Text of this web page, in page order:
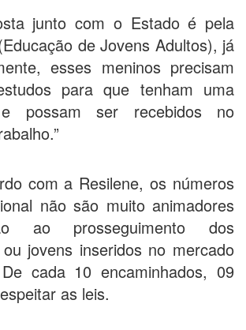
junto com o Estado é pela
de Jovens Adultos), já
esses meninos precisam
para que tenham uma
e possam ser recebidos no
com a Resilene, os números
não são muito animadores
ao prosseguimento dos
jovens inseridos no mercado
cada 10 encaminhados, 09
as leis.